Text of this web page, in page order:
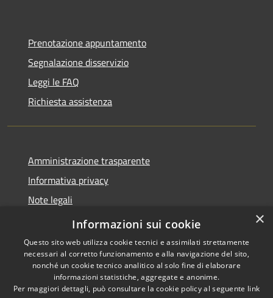
Prenotazione appuntamento
Segnalazione disservizio
Leggi le FAQ
Richiesta assistenza
Amministrazione trasparente
Informativa privacy
Note legali
Dichiarazione di accessibilità
Copyright © 2026 • Comune di
Casale Cremasco-Vidolasco •
×
Informazioni sui cookie
Questo sito web utilizza cookie tecnici e assimilati strettamente
necessari al corretto funzionamento e alla navigazione del sito,
nonché un cookie tecnico analitico al solo fine di elaborare
informazioni statistiche, aggregate e anonime.
Per maggiori dettagli, può consultare la cookie policy al seguente link